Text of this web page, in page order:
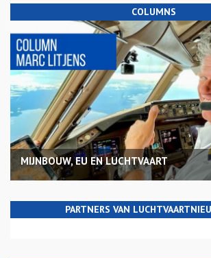
COLUMNS
MIJNBOUW, EU EN LUCHTVAART
PARTNERS VAN